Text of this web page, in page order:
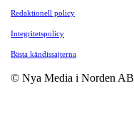
Redaktionell policy
Integritetspolicy
Bästa kändissajterna
© Nya Media i Norden AB